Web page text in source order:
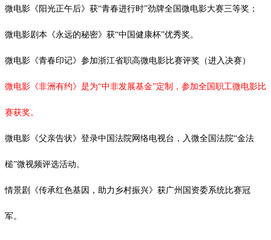
微电影《阳光正午后》获“青春进行时”劲牌全国微电影大赛三等奖；
微电影剧本《永远的秘密》获“中国健康杯”优秀奖。
微电影《青春印记》参加浙江省职高微电影比赛评奖（进入决赛）
微电影《非洲有约》是为“中非发展基金”定制，参加全国职工微电影比
赛获奖。
微电影《父亲告状》登录中国法院网络电视台，入微全国法院“金法
槌”微视频评选活动。
情景剧《传承红色基因，助力乡村振兴》获广州国资委系统比赛冠
军。